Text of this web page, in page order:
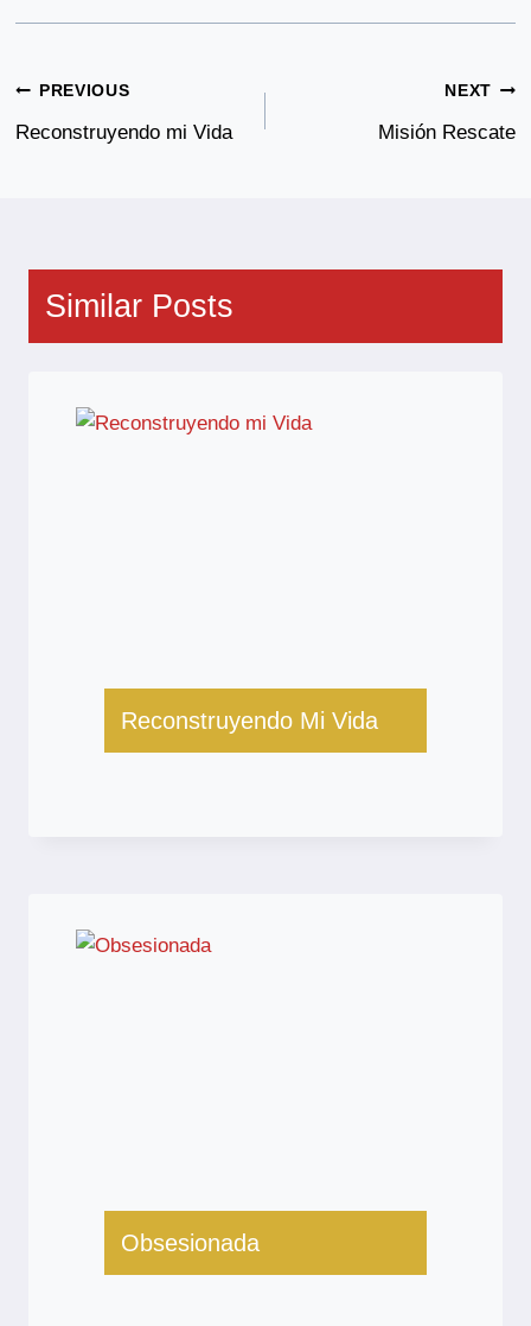
Post
Navigation
PREVIOUS
Reconstruyendo mi Vida
NEXT
Misión Rescate
Similar Posts
Reconstruyendo Mi Vida
Obsesionada